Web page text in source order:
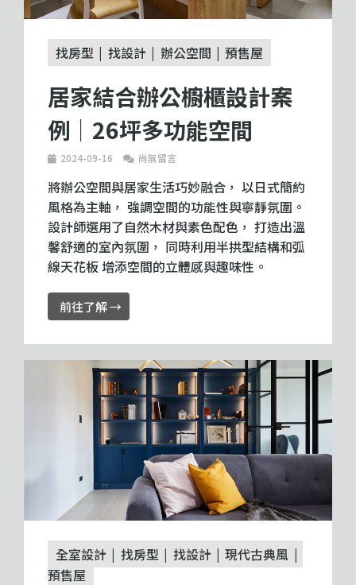
找房型 找設計 辦公空間 預售屋
居家結合辦公櫥櫃設計案
例｜26坪多功能空間
2024-09-16 尚無留言
將辦公空間與居家生活巧妙融合， 以日式簡約
風格為主軸， 強調空間的功能性與寧靜氛圍。
設計師選用了自然木材與素色配色， 打造出溫
馨舒適的室內氛圍， 同時利用半拱型結構和弧
線天花板 增添空間的立體感與趣味性。
前往了解 →
全室設計 找房型 找設計
現代古典風
預售屋